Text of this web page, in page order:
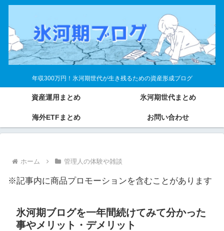
年収300万円！氷河期世代が生き残るための資産形成ブログ
資産運用まとめ 氷河期世代まとめ
海外ETFまとめ お問い合わせ
ホーム 管理人の体験や雑談
※記事内に商品プロモーションを含むことがあります
氷河期ブログを一年間続けてみて分かった
事やメリット・デメリット